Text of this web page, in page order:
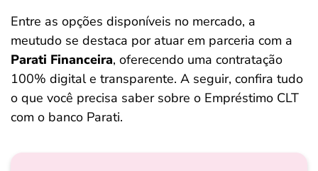
Entre as opções disponíveis no mercado, a
meutudo se destaca por atuar em parceria com a
Parati Financeira, oferecendo uma contratação
100% digital e transparente. A seguir, confira tudo
o que você precisa saber sobre o Empréstimo CLT
com o banco Parati.